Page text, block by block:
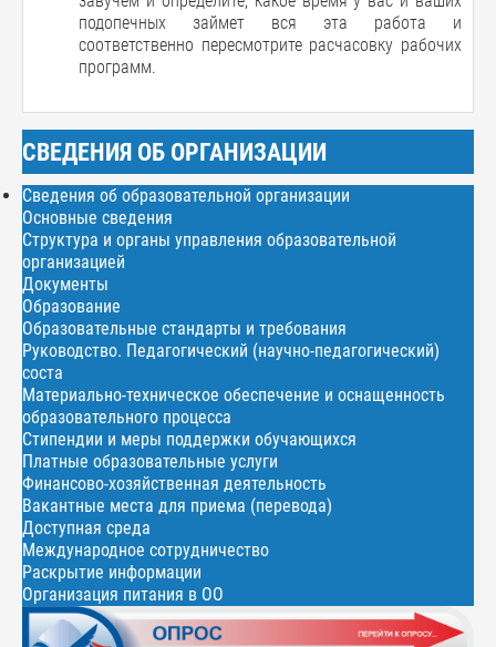
подопечных займет вся эта работа и
соответственно пересмотрите расчасовку рабочих
программ.
СВЕДЕНИЯ ОБ ОРГАНИЗАЦИИ
Сведения об образовательной организации
Основные сведения
Структура и органы управления образовательной
организацией
Документы
Образование
Образовательные стандарты и требования
Руководство. Педагогический (научно-педагогический)
соста
Материально-техническое обеспечение и оснащенность
образовательного процесса
Стипендии и меры поддержки обучающихся
Платные образовательные услуги
Финансово-хозяйственная деятельность
Вакантные места для приема (перевода)
Доступная среда
Международное сотрудничество
Раскрытие информации
Организация питания в ОО